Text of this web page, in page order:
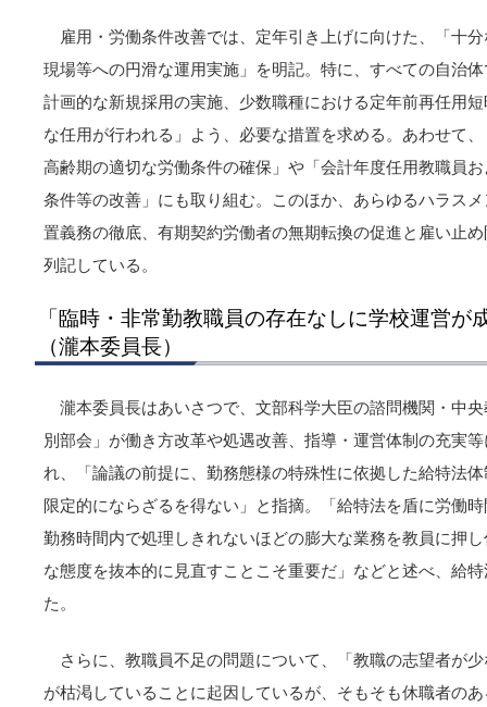
雇用・労働条件改善では、定年引き上げに向けた、「十
現場等への円滑な運用実施」を明記。特に、すべての自治
計画的な新規採用の実施、少数職種における定年前再任用
な任用が行われる」よう、必要な措置を求める。あわせて
高齢期の適切な労働条件の確保」や「会計年度任用教職員
条件等の改善」にも取り組む。このほか、あらゆるハラス
置義務の徹底、有期契約労働者の無期転換の促進と雇い止
列記している。
「臨時・非常勤教職員の存在なしに学校運営が
（瀧本委員長）
瀧本委員長はあいさつで、文部科学大臣の諮問機関・中
別部会」が働き方改革や処遇改善、指導・運営体制の充実
れ、「論議の前提に、勤務態様の特殊性に依拠した給特法
限定的にならざるを得ない」と指摘。「給特法を盾に労働
勤務時間内で処理しきれないほどの膨大な業務を教員に押
な態度を抜本的に見直すことこそ重要だ」などと述べ、給
た。
さらに、教職員不足の問題について、「教職の志望者が
が枯渇していることに起因しているが、そもそも休職者の